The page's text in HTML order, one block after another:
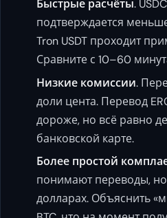
Быстрые расчёты.
подтверждается
Tron USDT проходит
Сравните с 10–60
Низкие комиссии.
доли цента. Перевод
дороже, но всё равно
банковской карте.
Более простой
понимают переводы,
долларах. Объяснить